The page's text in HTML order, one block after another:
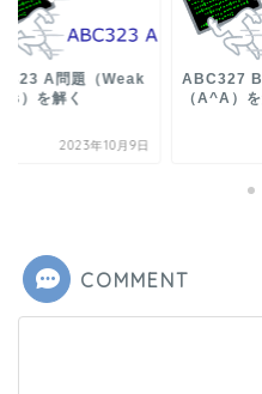
A問題（Weak
）を解く
2023年10月9日
ABC327 B
（A^A）を
COMMENT